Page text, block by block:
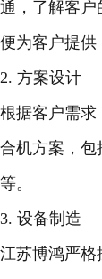
通，了解客户
便为客户提供
2. 方案设计
根据客户需求
合机方案，包
等。
3. 设备制造
江苏博鸿严格